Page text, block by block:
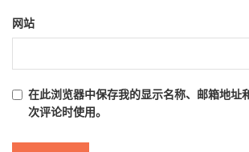
网站
在此浏览器中保存我的显示名称、邮箱地址
次评论时使用。